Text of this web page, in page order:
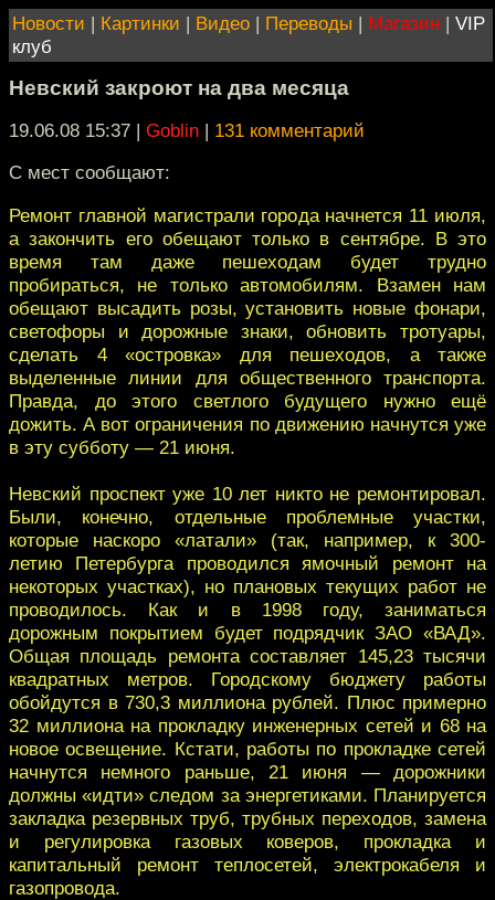
Новости | Картинки | Видео | Переводы | Магазин | VIP
клуб
Невский закроют на два месяца
19.06.08 15:37 | Goblin | 131 комментарий
С мест сообщают:
Ремонт главной магистрали города начнется 11 июля,
а закончить его обещают только в сентябре. В это
время там даже пешеходам будет трудно
пробираться, не только автомобилям. Взамен нам
обещают высадить розы, установить новые фонари,
светофоры и дорожные знаки, обновить тротуары,
сделать 4 «островка» для пешеходов, а также
выделенные линии для общественного транспорта.
Правда, до этого светлого будущего нужно ещё
дожить. А вот ограничения по движению начнутся уже
в эту субботу — 21 июня.
Невский проспект уже 10 лет никто не ремонтировал.
Были, конечно, отдельные проблемные участки,
которые наскоро «латали» (так, например, к 300-
летию Петербурга проводился ямочный ремонт на
некоторых участках), но плановых текущих работ не
проводилось. Как и в 1998 году, заниматься
дорожным покрытием будет подрядчик ЗАО «ВАД».
Общая площадь ремонта составляет 145,23 тысячи
квадратных метров. Городскому бюджету работы
обойдутся в 730,3 миллиона рублей. Плюс примерно
32 миллиона на прокладку инженерных сетей и 68 на
новое освещение. Кстати, работы по прокладке сетей
начнутся немного раньше, 21 июня — дорожники
должны «идти» следом за энергетиками. Планируется
закладка резервных труб, трубных переходов, замена
и регулировка газовых коверов, прокладка и
капитальный ремонт теплосетей, электрокабеля и
газопровода.